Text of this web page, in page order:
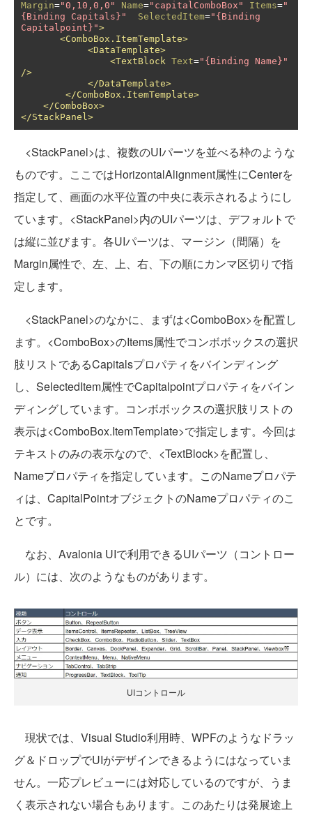
Margin="0,10,0,0" Name="capitalComboBox" Items="
{Binding Capitals}"
SelectedItem="{Binding
Capitalpoint}">
<ComboBox.ItemTemplate>
<DataTemplate>
<TextBlock Text="{Binding Name}"
/>
</DataTemplate>
</ComboBox.ItemTemplate>
</ComboBox>
</StackPanel>
<StackPanel>は、複数のUIパーツを並べる枠のような
ものです。ここではHorizontalAlignment属性にCenterを
指定して、画面の水平位置の中央に表示されるようにし
ています。<StackPanel>内のUIパーツは、デフォルトで
は縦に並びます。各UIパーツは、マージン（間隔）を
Margin属性で、左、上、右、下の順にカンマ区切りで指
定します。
<StackPanel>のなかに、まずは<ComboBox>を配置し
ます。<ComboBox>のItems属性でコンボボックスの選択
肢リストであるCapitalsプロパティをバインディング
し、SelectedItem属性でCapitalpointプロパティをバイン
ディングしています。コンボボックスの選択肢リストの
表示は<ComboBox.ItemTemplate>で指定します。今回は
テキストのみの表示なので、<TextBlock>を配置し、
Nameプロパティを指定しています。このNameプロパテ
ィは、CapitalPointオブジェクトのNameプロパティのこ
とです。
なお、Avalonia UIで利用できるUIパーツ（コントロー
ル）には、次のようなものがあります。
UIコントロール
現状では、Visual Studio利用時、WPFのようなドラッ
グ＆ドロップでUIがデザインできるようにはなっていま
せん。一応プレビューには対応しているのですが、うま
く表示されない場合もあります。このあたりは発展途上